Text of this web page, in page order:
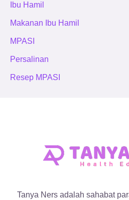
Ibu Hamil
Makanan Ibu Hamil
MPASI
Persalinan
Resep MPASI
Tanya Ners adalah sahabat